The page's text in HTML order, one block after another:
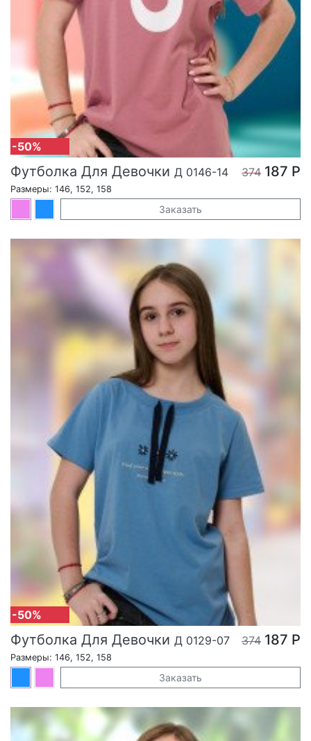
-50%
Футболка Для Девочки Д 0146-14 374 187 Р
Размеры: 146, 152, 158
Заказать
-50%
Футболка Для Девочки Д 0129-07 374 187 Р
Размеры: 146, 152, 158
Заказать